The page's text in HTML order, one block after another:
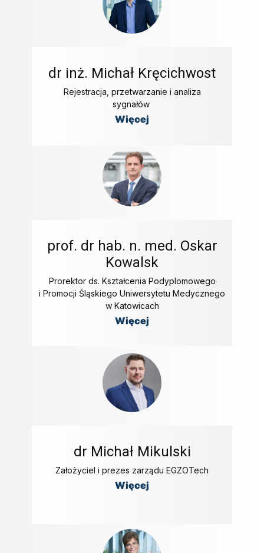
dr inż. Michał Kręcichwost
Rejestracja, przetwarzanie i analiza
sygnałów
Więcej
prof. dr hab. n. med. Oskar
Kowalsk
Prorektor ds. Kształcenia Podyplomowego
i Promocji Śląskiego Uniwersytetu Medycznego
w Katowicach
Więcej
dr Michał Mikulski
Założyciel i prezes zarządu EGZOTech
Więcej